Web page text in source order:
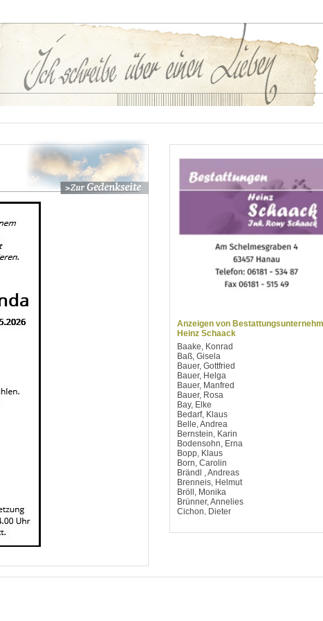
Anzeigen von
Heinz Schaack
Baake, Konrad
Baß, Gisela
Bauer, Gottfried
Bauer, Helga
Bauer, Manfred
Bauer, Rosa
Bay, Elke
Bedarf, Klaus
Belle, Andrea
Bernstein, Karin
Bodensohn, Erna
Bopp, Klaus
Born, Carolin
Brändl , Andreas
Brenneis, Helmut
Bröll, Monika
Brünner, Annelies
Cichon, Dieter
Ehrenhart, Peter
Fischer, Gisela